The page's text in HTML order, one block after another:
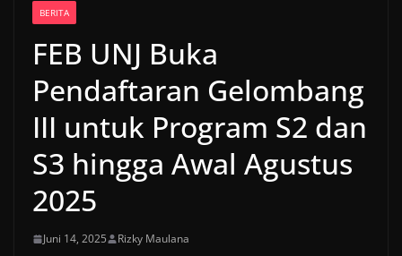
BERITA
FEB UNJ Buka
Pendaftaran Gelombang
III untuk Program S2 dan
S3 hingga Awal Agustus
2025
Juni 14, 2025 Rizky Maulana